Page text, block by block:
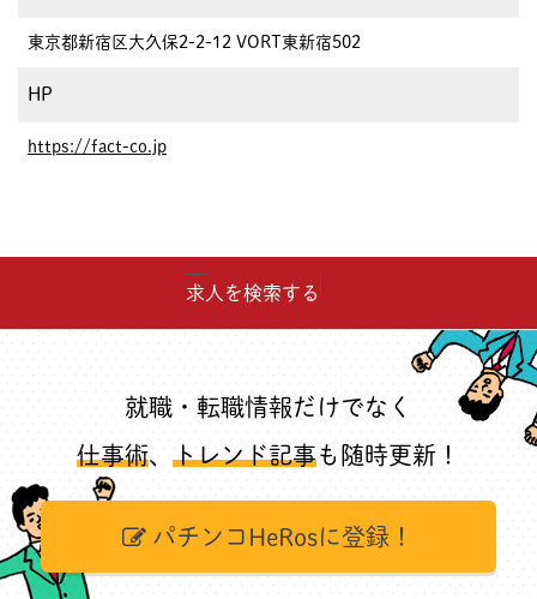
東京都新宿区大久保2-2-12 VORT東新宿502
HP
https://fact-co.jp
求人を検索する
就職・転職情報だけでなく
仕事術、 トレンド記事も随時更新！
パチンコHeRosに登録！